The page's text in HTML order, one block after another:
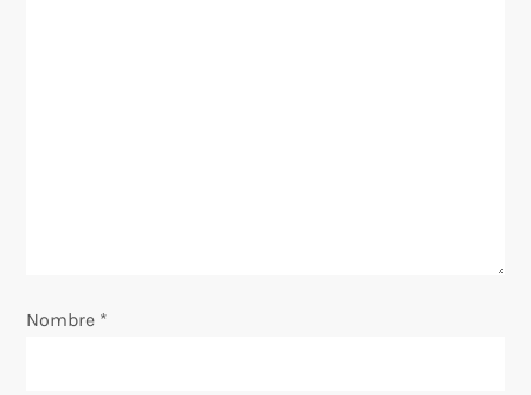
n
Nombre *